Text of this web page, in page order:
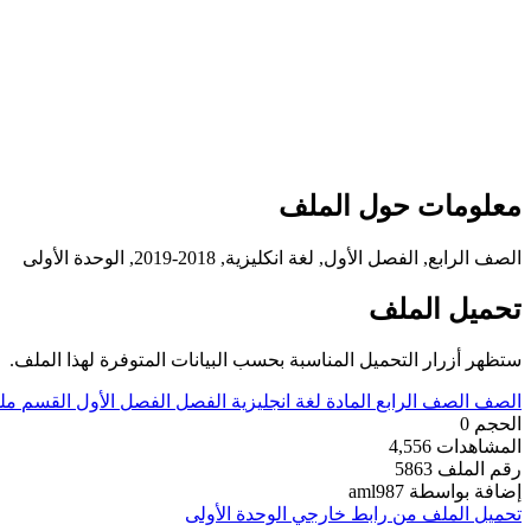
معلومات حول الملف
الصف الرابع, الفصل الأول, لغة انكليزية, 2018-2019, الوحدة الأولى
تحميل الملف
ستظهر أزرار التحميل المناسبة بحسب البيانات المتوفرة لهذا الملف.
الصف الصف الرابع المادة لغة انجليزية الفصل الفصل الأول القسم
الحجم 0
المشاهدات 4,556
رقم الملف 5863
إضافة بواسطة aml987
تحميل الملف من رابط خارجي الوحدة الأولى